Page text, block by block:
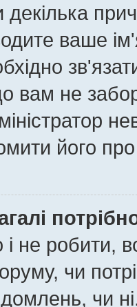
ваше
вам не
його
не робити,
чи
чи